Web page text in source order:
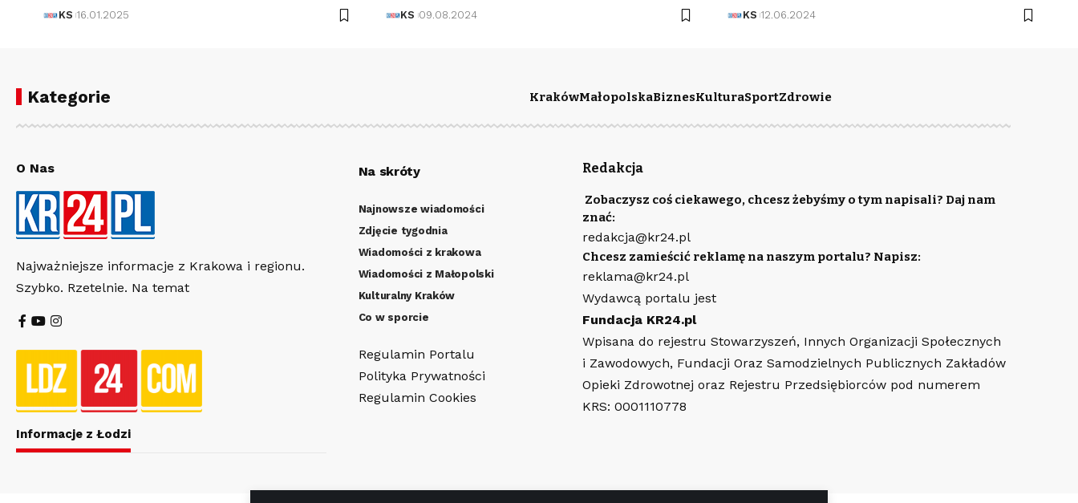
KS 16.01.2025 KS 09.08.2024 KS 12.06.2024
Kategorie KrakówMałopolskaBiznesKulturaSportZdrowie
O Nas
Najważniejsze informacje z Krakowa i regionu.
Szybko. Rzetelnie. Na temat
Informacje z Łodzi
Na skróty
Najnowsze wiadomości
Zdjęcie tygodnia
Wiadomości z krakowa
Wiadomości z Małopolski
Kulturalny Kraków
Co w sporcie
Regulamin Portalu
Polityka Prywatności
Regulamin Cookies
Redakcja
Zobaczysz coś ciekawego, chcesz żebyśmy o tym napisali? Daj nam
znać:
redakcja@kr24.pl
Chcesz zamieścić reklamę na naszym portalu? Napisz:
reklama@kr24.pl
Wydawcą portalu jest
Fundacja KR24.pl
Wpisana do rejestru Stowarzyszeń, Innych Organizacji Społecznych
i Zawodowych, Fundacji Oraz Samodzielnych Publicznych Zakładów
Opieki Zdrowotnej oraz Rejestru Przedsiębiorców pod numerem
KRS: 0001110778